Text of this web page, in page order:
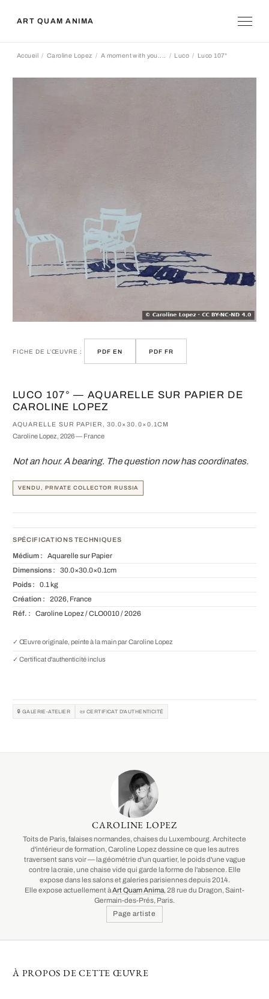
ART QUAM ANIMA
Accueil Caroline Lopez A moment with you.... Luco Luco 107°
FICHE DE L’ŒUVRE : PDF EN PDF FR
LUCO 107° — AQUARELLE SUR PAPIER DE
CAROLINE LOPEZ
AQUARELLE SUR PAPIER, 30.0×30.0×0.1CM
Caroline Lopez, 2026 — France
Not an hour. A bearing. The question now has coordinates.
VENDU, PRIVATE COLLECTOR RUSSIA
SPÉCIFICATIONS TECHNIQUES
Médium : Aquarelle sur Papier
Dimensions : 30.0×30.0×0.1cm
Poids : 0.1 kg
Création : 2026, France
Réf. : Caroline Lopez / CLO0010 / 2026
✓ Œuvre originale, peinte à la main par Caroline Lopez
✓ Certificat d'authenticité inclus
🔒 GALERIE-ATELIER 📜 CERTIFICAT D'AUTHENTICITÉ
CAROLINE LOPEZ
Toits de Paris, falaises normandes, chaises du Luxembourg. Architecte
d'intérieur de formation, Caroline Lopez dessine ce que les autres
traversent sans voir — la géométrie d'un quartier, le poids d'une vague
contre la craie, une chaise vide qui garde la forme de l'absence. Elle
expose dans les salons et galeries parisiennes depuis 2014.
Elle expose actuellement àArt Quam Anima, 28 rue du Dragon, Saint-
Germain-des-Prés, Paris.
Page artiste
À PROPOS DE CETTE ŒUVRE